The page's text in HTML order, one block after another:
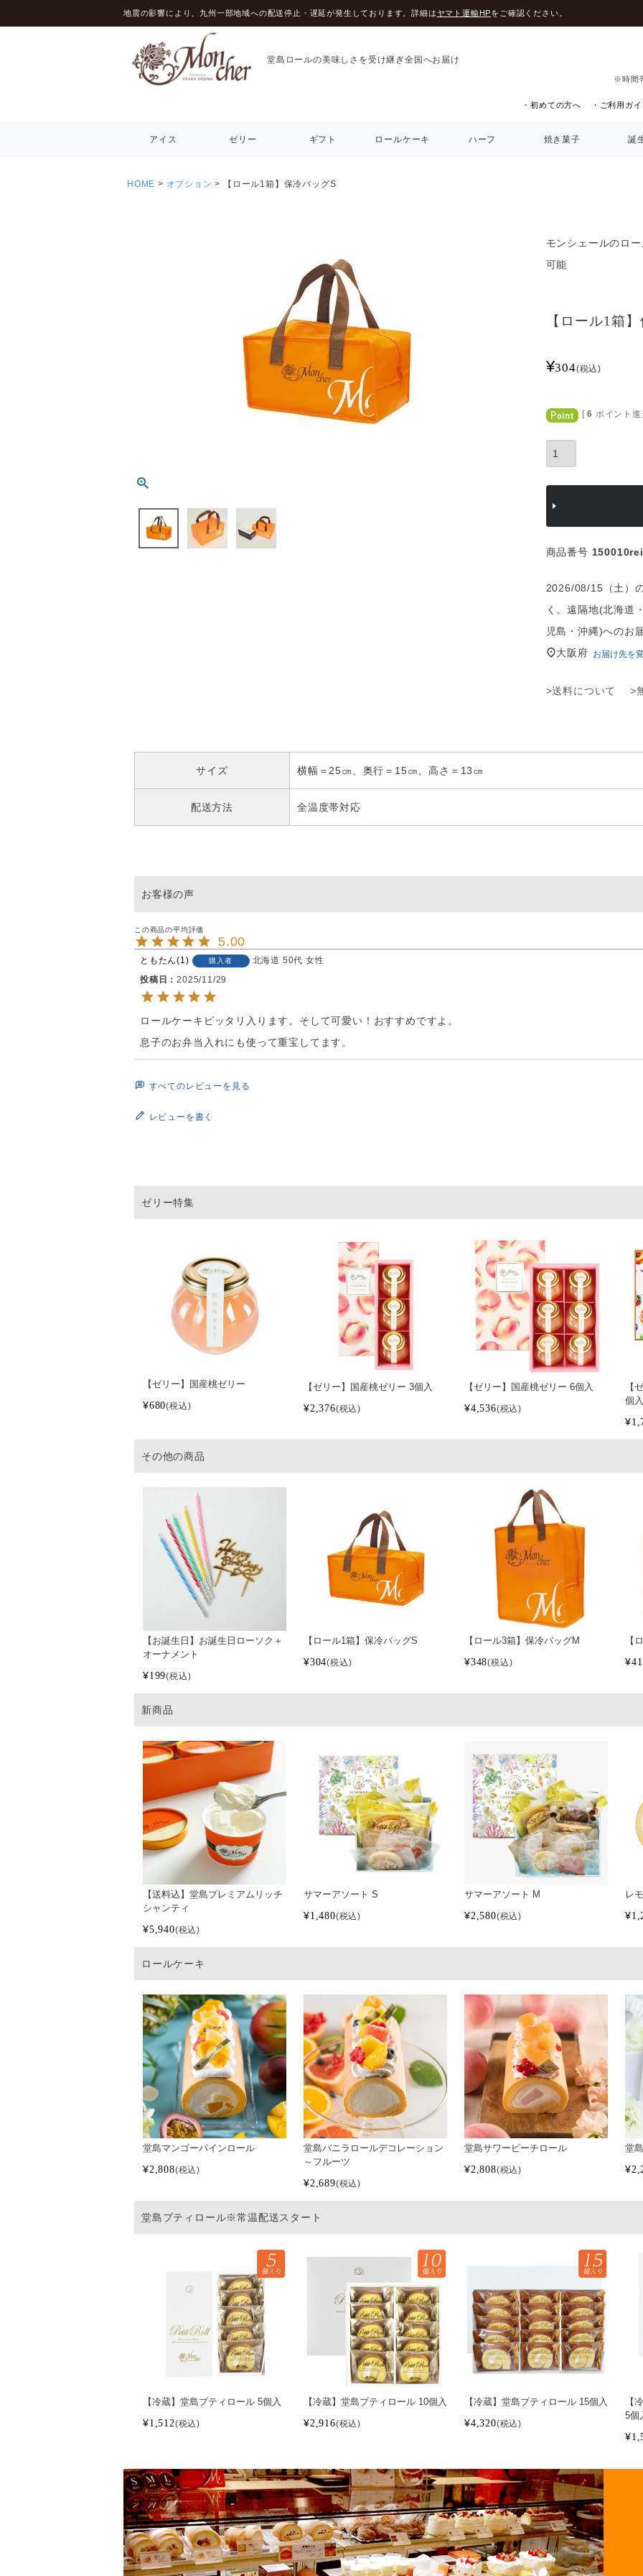
地震の影響により、九州一部地域への配送停止・遅延が発生しております。詳細はヤマト運輸HPをご確認ください。
堂島ロールの美味しさを受け継ぎ全国へお届け
※時間
・初めての方へ ・ご利用ガイ
アイス ゼリー ギフト ロールケーキ ハーフ 焼き菓子 誕
HOME オプション 【ロール1箱】保冷バッグS
モンシェールのロ
可能
【ロール1箱
¥304 税込
[ 6 ポイント進
商品番号
2026/08/15（土）
く。遠隔地(北海道
児島・沖縄)へのお
大阪府 お届け先を
>送料について >
サイズ 横幅＝25㎝、奥行＝15㎝、高さ＝13㎝
配送方法 全温度帯対応
5.00
ともたん 1 購入者 北海道 50代 女性
投稿日
2025/11/29
ロールケーキピッタリ入ります。そして可愛い！おすすめですよ。
息子のお弁当入れにも使って重宝してます。
すべてのレビューを見る
レビューを書く
ゼリー特集
【ゼリー】国産桃ゼリー
¥680 税込
【ゼリー】国産桃ゼリー 3個入
¥2,376 税込
【ゼリー】国産桃ゼリー 6個入
¥4,536 税込
【
個入
¥
その他の商品
【お誕生日】お誕生日ローソク＋
オーナメント
¥199 税込
【ロール1箱】保冷バッグS
¥304 税込
【ロール3箱】保冷バッグM
¥348 税込
【
¥
新商品
【送料込】堂島プレミアムリッチ
シャンティ
¥5,940 税込
サマーアソート S
¥1,480 税込
サマーアソート M
¥2,580 税込
レ
¥
ロールケーキ
堂島マンゴーパインロール
¥2,808 税込
堂島バニラロールデコレーション
～フルーツ
¥2,689 税込
堂島サワーピーチロール
¥2,808 税込
堂
¥
堂島プティロール※常温配送スタート
【冷蔵】堂島プティロール 5個入
¥1,512 税込
【冷蔵】堂島プティロール 10個入
¥2,916 税込
【冷蔵】堂島プティロール 15個入
¥4,320 税込
【
5個
¥